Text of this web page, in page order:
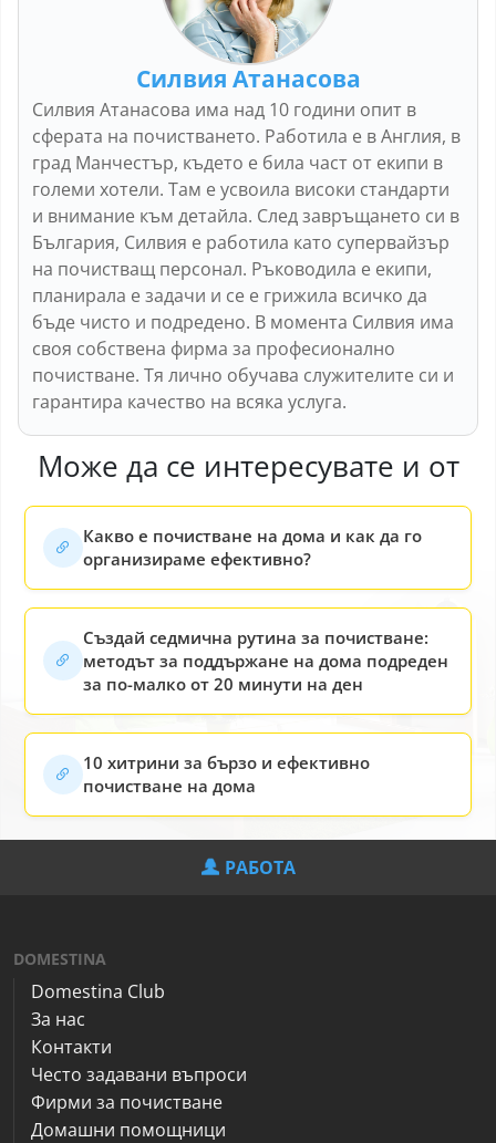
Силвия Атанасова
Силвия Атанасова има над 10 години опит в
сферата на почистването. Работила е в Англия, в
град Манчестър, където е била част от екипи в
големи хотели. Там е усвоила високи стандарти
и внимание към детайла. След завръщането си в
България, Силвия е работила като супервайзър
на почистващ персонал. Ръководила е екипи,
планирала е задачи и се е грижила всичко да
бъде чисто и подредено. В момента Силвия има
своя собствена фирма за професионално
почистване. Тя лично обучава служителите си и
гарантира качество на всяка услуга.
Може да се интересувате и от
Какво е почистване на дома и как да го
организираме ефективно?
Създай седмична рутина за почистване:
методът за поддържане на дома подреден
за по-малко от 20 минути на ден
10 хитрини за бързо и ефективно
почистване на дома
РАБОТА
DOMESTINA
Domestina Club
За нас
Контакти
Често задавани въпроси
Фирми за почистване
Домашни помощници